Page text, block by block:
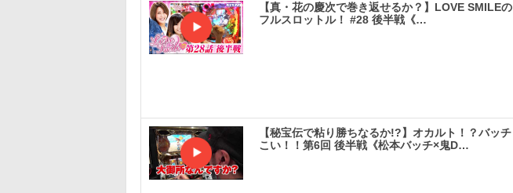
【真・花の慶次で巻き返せるか？】LOVE SMILEの
フルスロットル！ #28 後半戦《…
【秘宝伝で粘り勝ちなるか!?】オカルト！？バッチ
こい！！第6回 後半戦《松本バッチ×鬼D…